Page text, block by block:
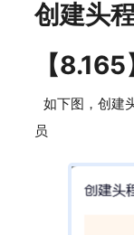
创建头
【
如下图，创建
员